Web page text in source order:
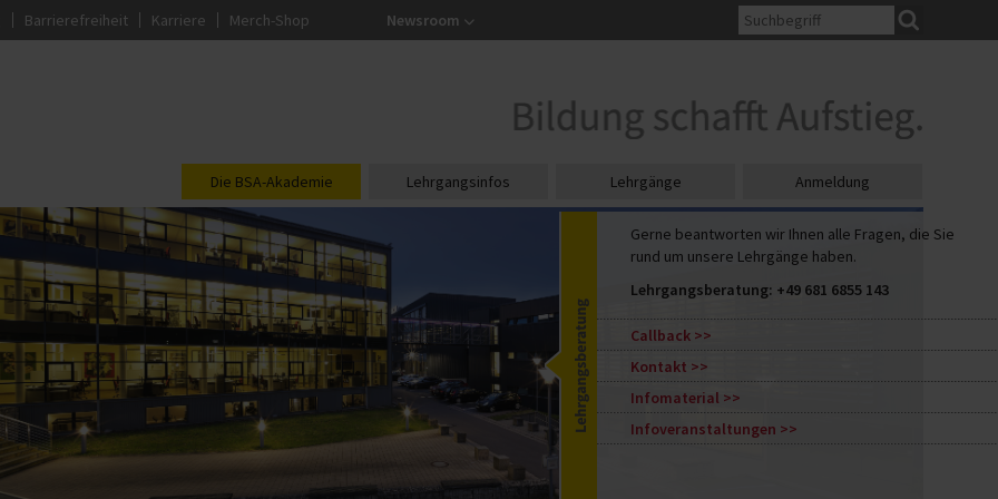
Gerne beantworten wir Ihnen alle Fragen, die Sie
rund um unsere Lehrgänge haben.
Lehrgangsberatung: +49 681 6855 143
Callback
Kontakt
Infomaterial
Infoveranstaltungen
Barrierefreiheit Karriere Merch-Shop Newsroom
Die BSA-Akademie Lehrgangsinfos Lehrgänge Anmeldung